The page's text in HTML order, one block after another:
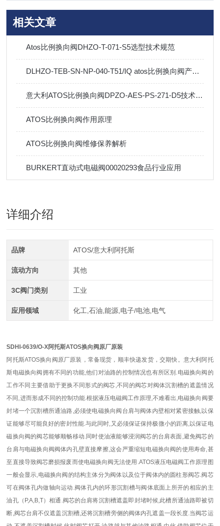
相关文章
Atos比例换向阀DHZO-T-071-S5选型技术规范
DLHZO-TEB-SN-NP-040-T51/IQ atos比例换向阀产品特点及优势
意大利ATOS比例换向阀DPZO-AES-PS-271-D5技术参数及应用
ATOS比例换向阀作用原理
ATOS比例换向阀维修保养解析
BURKERT直动式电磁阀00020293食品行业应用
详细介绍
品牌 ATOS/意大利阿托斯
流动方向 其他
3C阀门类别 工业
应用领域 化工,石油,能源,电子/电池,电气
SDHI-0639/O-X阿托斯ATOS换向阀原厂原装
阿托斯ATOS换向阀原厂原装，常备现货，顺丰快递发货，交期快。意大利阿托
斯电磁换向阀拥有不同的功能,他们对油路的控制情况也有所区别.电磁换向阀的
工作不同主要借助于更换不同形式的阀芯,不同的阀芯对阀体沉割槽的遮盖情况
不同,进而形成不同的控制功能.根据液压电磁阀工作原理,不难看出,电磁换向阀要
封堵一个沉割槽所通油路,必须使电磁换向阀台肩与阀体内壁相对紧密接触,以保
证能够尽可能良好的密封性能.与此同时,又必须保证保持极微小的距离,以保证电
磁换向阀的阀芯能够顺畅移动.同时使油液能够浸润阀芯的台肩表面,避免阀芯的
台肩与电磁换向阀阀体内孔壁直接摩擦,这会严重缩短电磁换向阀的使用寿命,甚
至直接导致阀芯磨损报废而使电磁换向阀无法使用.ATOS液压电磁阀工作原理图
一般会显示,电磁换向阀的结构主体分为阀体以及位于阀体内的圆柱形阀芯.阀芯
可在阀体孔内做轴向运动.阀体孔内的环形沉割槽与阀体底面上所开的相应的主
油孔（P,A,B,T）相通.阀芯的台肩将沉割槽遮盖即封堵时候,此槽所通油路即被切
断,阀芯台肩不仅遮盖沉割槽,还将沉割槽旁侧的阀体内孔遮盖一段长度.当阀芯运